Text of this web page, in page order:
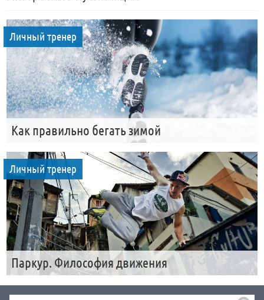
Личный тренер
Как правильно бегать зимой
Личный тренер
Паркур. Философия движения